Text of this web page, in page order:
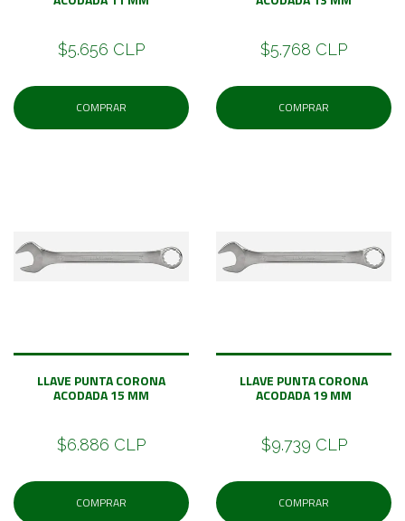
$5.656 CLP
COMPRAR
$5.768 CLP
COMPRAR
LLAVE PUNTA CORONA
ACODADA 15 MM
$6.886 CLP
COMPRAR
LLAVE PUNTA CORONA
ACODADA 19 MM
$9.739 CLP
COMPRAR